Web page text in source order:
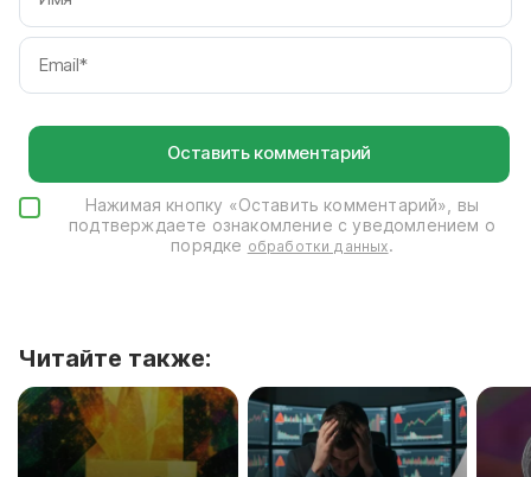
Нажимая кнопку «Оставить комментарий», вы
подтверждаете ознакомление с уведомлением о
порядке обработки данных.
Читайте также: